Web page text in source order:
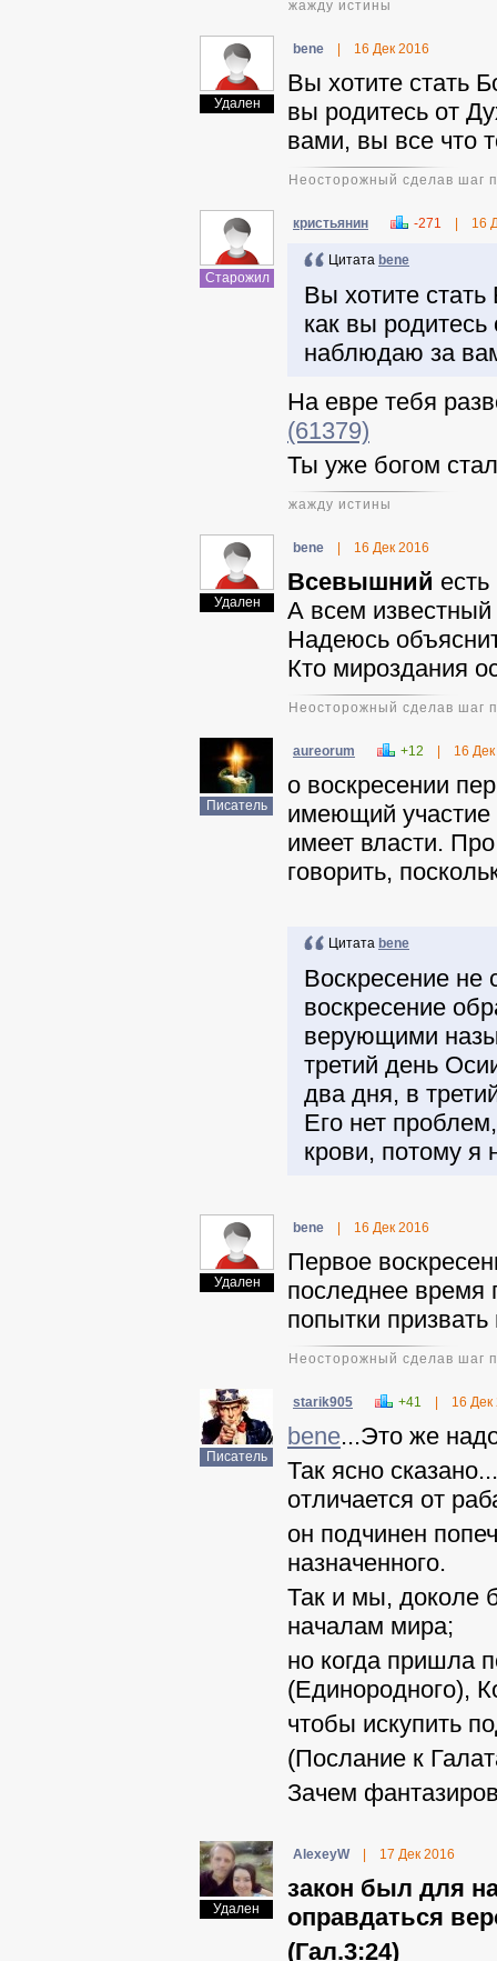
жажду истины
Удален
benе 16 Дек 2016
Вы хотите стать
вы родитесь от
вами, вы все что
Неосторожный сделав шаг
Старожил
кристьянин -271 16
Цитата benе
Вы хотите
как вы
наблюдаю за
На евре тебя
(61379)
Ты уже богом
жажду истины
Удален
benе 16 Дек 2016
Всевышний
А всем
Надеюсь
Кто мироздания
Неосторожный сделав шаг
Писатель
aureorum +12 16
о воскресении
имеющий участие
имеет власти.
говорить,
Цитата benе
Воскресение не
воскресение
верующими
третий день
два дня, в
Его нет
крови, потому я
Удален
benе 16 Дек 2016
Первое
последнее время
попытки
Неосторожный сделав шаг
Писатель
starik905 +41 16 Дек
benе...Это же
Так ясно
отличается от
он подчинен
назначенного.
Так и мы, доколе
началам мира;
но когда пришла
(Единородного),
чтобы искупить
(Послание к
Зачем
Удален
AlexeyW 17 Дек 2016
закон был для
оправдаться
(Гал.3:24)